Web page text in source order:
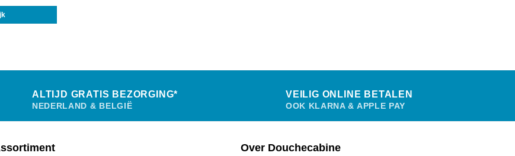
ALTIJD GRATIS BEZORGING*
NEDERLAND & BELGIË
VEILIG ONLINE BETALEN
OOK KLARNA & APPLE PAY
Over Douchecabine